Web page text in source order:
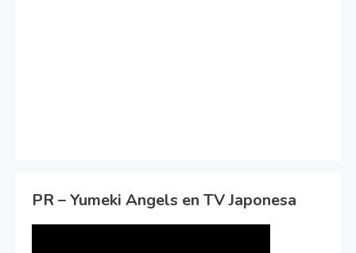
PR – Yumeki Angels en TV Japonesa